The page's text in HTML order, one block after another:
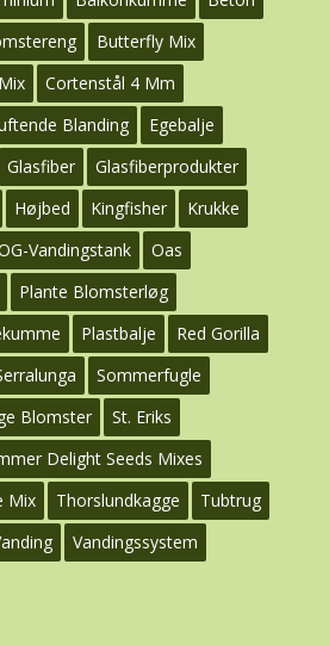
Butterfly Mix
Cortenstål 4 Mm
Blanding
Egebalje
Glasfiber
Glasfiberprodukter
Højbed Kingfisher
Krukke
Vandingstank
Oas
Plante Blomsterløg
Plastbalje
Red Gorilla
Sommerfugle
Blomster
St. Eriks
Delight Seeds Mixes
Mix
Thorslundkagge
Tubtrug
Vandingssystem